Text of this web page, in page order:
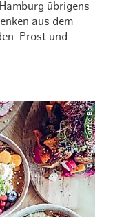
übrigens
aus dem
Prost und
© Vegan Coffee Bar